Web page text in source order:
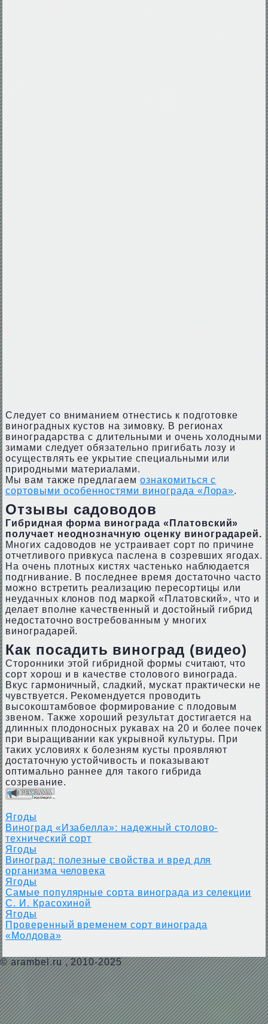
Следует со вниманием отнестись к подготовке
виноградных кустов на зимовку. В регионах
виноградарства с длительными и очень холодными
зимами следует обязательно пригибать лозу и
осуществлять ее укрытие специальными или
природными материалами.
Мы вам также предлагаем ознакомиться с
сортовыми особенностями винограда «Лора».
Отзывы садоводов
Гибридная форма винограда «Платовский»
получает неоднозначную оценку виноградарей.
Многих садоводов не устраивает сорт по причине
отчетливого привкуса паслена в созревших ягодах.
На очень плотных кистях частенько наблюдается
подгнивание. В последнее время достаточно часто
можно встретить реализацию пересортицы или
неудачных клонов под маркой «Платовский», что и
делает вполне качественный и достойный гибрид
недостаточно востребованным у многих
виноградарей.
Как посадить виноград (видео)
Сторонники этой гибридной формы считают, что
сорт хорош и в качестве столового винограда.
Вкус гармоничный, сладкий, мускат практически не
чувствуется. Рекомендуется проводить
высокоштамбовое формирование с плодовым
звеном. Также хороший результат достигается на
длинных плодоносных рукавах на 20 и более почек
при выращивании как укрывной культуры. При
таких условиях к болезням кусты проявляют
достаточную устойчивость и показывают
оптимально раннее для такого гибрида
созревание.
Ягоды
Виноград «Изабелла»: надежный столово-
технический сорт
Ягоды
Виноград: полезные свойства и вред для
организма человека
Ягоды
Самые популярные сорта винограда из селекции
С. И. Красохиной
Ягоды
Проверенный временем сорт винограда
«Молдова»
© arambel.ru, 2010-2025